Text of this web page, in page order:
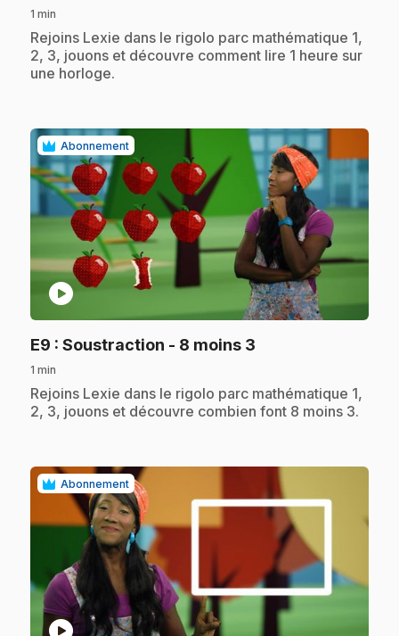
1 min
.Rejoins Lexie dans le rigolo parc mathématique 1,
2, 3, jouons et découvre comment lire 1 heure sur
une horloge.
Abonnement
play_circle
E9 : Soustraction - 8 moins 3
1 min
.Rejoins Lexie dans le rigolo parc mathématique 1,
2, 3, jouons et découvre combien font 8 moins 3.
Abonnement